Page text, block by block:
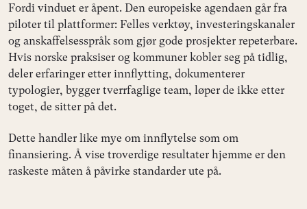
Fordi vinduet er åpent. Den europeiske agendaen går fra
piloter til plattformer: Felles verktøy, investeringskanaler
og anskaffelsesspråk som gjør gode prosjekter repeterbare.
Hvis norske praksiser og kommuner kobler seg på tidlig,
deler erfaringer etter innflytting, dokumenterer
typologier, bygger tverrfaglige team, løper de ikke etter
toget, de sitter på det.
Dette handler like mye om innflytelse som om
finansiering. Å vise troverdige resultater hjemme er den
raskeste måten å påvirke standarder ute på.